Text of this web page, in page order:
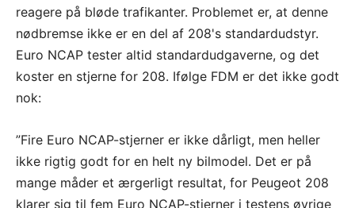
reagere på bløde trafikanter. Problemet er, at denne
nødbremse ikke er en del af 208's standardudstyr.
Euro NCAP tester altid standardudgaverne, og det
koster en stjerne for 208. Ifølge FDM er det ikke godt
nok:
”Fire Euro NCAP-stjerner er ikke dårligt, men heller
ikke rigtig godt for en helt ny bilmodel. Det er på
mange måder et ærgerligt resultat, for Peugeot 208
klarer sig til fem Euro NCAP-stjerner i testens øvrige